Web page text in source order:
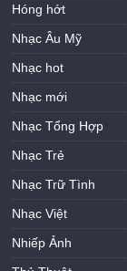
Hóng hớt
Nhạc Âu Mỹ
Nhạc hot
Nhạc mới
Nhạc Tổng Hợp
Nhạc Trẻ
Nhạc Trữ Tình
Nhạc Việt
Nhiếp Ảnh